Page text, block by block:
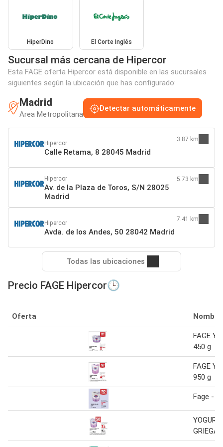
HiperDino El Corte Inglés
Sucursal más cercana de Hipercor
Esta FAGE oferta Hipercor está disponible en las sucursales
siguientes según la ubicación que has configurado:
Madrid
Area Metropolitana
Detectar automáticamente
Hipercor
Calle Retama, 8 28045 Madrid
3.87 km
Hipercor
Av. de la Plaza de Toros, S/N 28025
Madrid
5.73 km
Hipercor
Avda. de los Andes, 50 28042 Madrid
7.41 km
Todas las ubicaciones
Precio FAGE Hipercor🕒
Oferta Nombre
FAGE
450 g
FAGE
950 g
Fage -
YOGUR
GRIEGA